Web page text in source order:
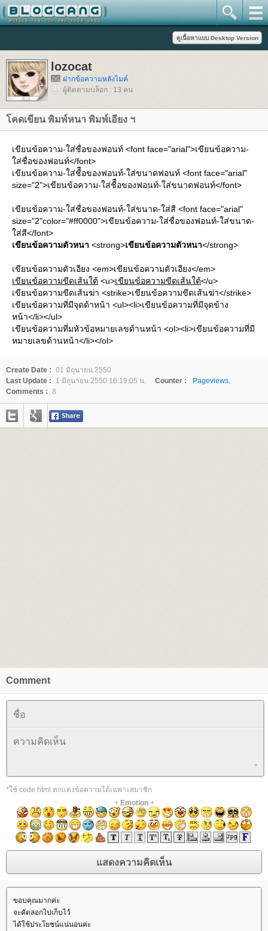
lozocat
ฝากข้อความหลังไมค์
ผู้ติดตามบล็อก : 13 คน
คดเขียน พิมพ์หนา พิมพ์เอียง ฯ
เขียนข้อความ-ใส่ชื่อของฟอนท์ <font face="arial">เขียนข้อความ-
ส่ชื่อของฟอนท์</font>
เขียนข้อความ-ใส่ชืือของฟอนท์-ใส่ขนาดฟอนท์ <font face="arial"
size="2">เขียนข้อความ-ใส่ชืือของฟอนท์-ใส่ขนาดฟอนท์</font>
เขียนข้อความ-ใส่ชื่อของฟอนท์-ใส่ขนาด-ใส่สี <font face="arial"
size="2"color="#ff0000">เขียนข้อความ-ใส่ชื่อของฟอนท์-ใส่ขนาด-
ส่สี</font>
เขียนข้อความตัวหนา <strong>เขียนข้อความตัวหนา</strong>
เขียนข้อความตัวเอียง <em>เขียนข้อความตัวเอียง</em>
เขียนข้อความขีดเส้นใต้ <u>เขียนข้อความขีดเส้นใต้</u>
เขียนข้อความขีดเส้นฆ่า <strike>เขียนข้อความขีดเส้นฆ่า</strike>
เขียนข้อความที่มีจุดด้าหน้า <ul><li>เขียนข้อความที่มีจุดข้าง
หน้า</li></ul>
เขียนข้อความที่มหัวข้อหมายเลขด้านหน้า <ol><li>เขียนข้อความที่มี
หมายเลขด้านหน้า</li></ol>
Create Date : 01 มิถุนายน 2550
Last Update :
1 มิถุนายน 2550 16:19:05 น. Counter :
Pageviews.
Comments : 8
Comment
*ใช้ code html ตกแต่งข้อความได้เฉพาะสมาชิก
+ Emotion+
ขอบคุณมากค่ะ
จะคัดลอกไปเก็บไว้
ได้ใช้ประโยชน์แน่นอนค่ะ